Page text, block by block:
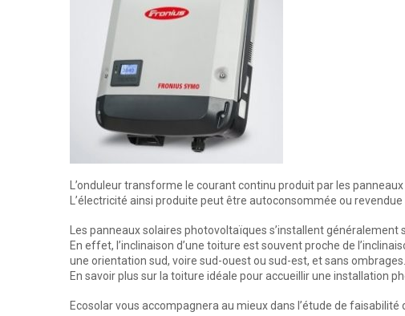
L’onduleur transforme le courant continu produit par les
L’électricité ainsi produite peut être autoconsommée ou
Les panneaux solaires photovoltaïques s’installent
En effet, l’inclinaison d’une toiture est souvent proche de
une orientation sud, voire sud-ouest ou sud-est, et sans ombrages.
En savoir plus sur la toiture idéale pour accueillir une installation
Ecosolar vous accompagnera au mieux dans l’étude de